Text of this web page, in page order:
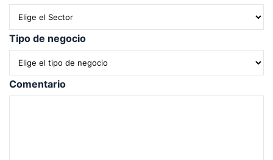
Tipo de negocio
Comentario